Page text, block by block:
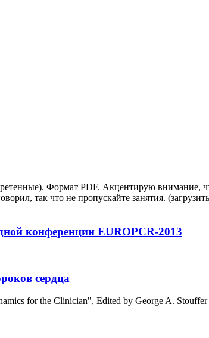
Формат PDF. Акцентирую внимание,
так что не пропускайте занятия.
конференции EUROPCR-2013
сердца
for the Clinician", Edited by George A. Stouffer